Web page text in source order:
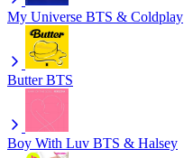
My Universe BTS & Coldplay
Butter BTS
Boy With Luv BTS & Halsey